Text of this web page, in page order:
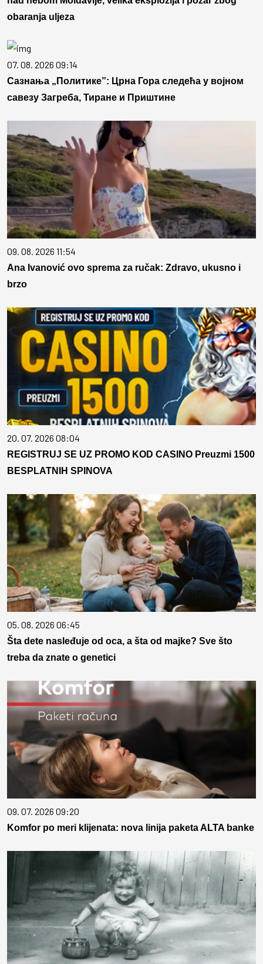
obaranja uljeza
07. 08. 2026 09:14
Сазнања „Политике”: Црна Гора следећа у војном
савезу Загреба, Тиране и Приштине
09. 08. 2026 11:54
Ana Ivanović ovo sprema za ručak: Zdravo, ukusno i
brzo
20. 07. 2026 08:04
REGISTRUJ SE UZ PROMO KOD CASINO Preuzmi 1500
BESPLATNIH SPINOVA
05. 08. 2026 06:45
Šta dete nasleđuje od oca, a šta od majke? Sve što
treba da znate o genetici
09. 07. 2026 09:20
Komfor po meri klijenata: nova linija paketa ALTA banke